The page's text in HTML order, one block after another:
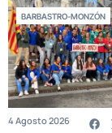
BARBASTRO-MONZÓN
4 Agosto 2026